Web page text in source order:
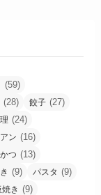
(59)
(28) 餃子 (27)
(24)
ン (16)
つ (13)
(9) パスタ (9)
き (9)